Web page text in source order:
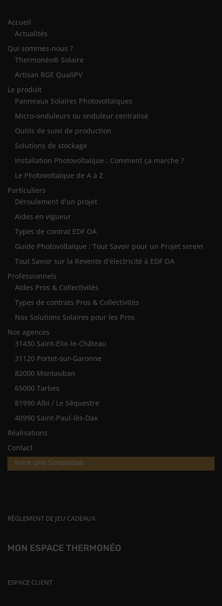
Accueil
Actualités
Qui sommes-nous ?
Thermonéo® Solaire
Artisan RGE QualiPV
Le produit
Panneaux Solaires Photovoltaïques
Micro-onduleurs ou onduleur centralisé
Outils de suivi de production
Solutions de stockage
Installation Photovoltaïque : Comment ça marche ?
Le Photovoltaïque de A à Z
Particuliers
Déroulement d’un projet
Aides en vigueur
Types de contrat EDF OA
Guide Photovoltaïque : Tout Savoir pour un Projet serein
Tout Savoir sur la Revente d’électricité à EDF OA
Professionnels
Aides Pros & Collectivités
Types de contrats Pros & Collectivités
Nos Solutions Solaires pour les Pros
Nos agences
31430 Saint-Elix-le-Château
31120 Portet-sur-Garonne
82000 Montauban
65000 Tarbes
81990 Albi / Le Séquestre
40990 Saint-Paul-lès-Dax
Réalisations
Contact
Faire une Simulation
RÈGLEMENT DE JEU CADEAUX
MON ESPACE THERMONÉO
ESPACE CLIENT